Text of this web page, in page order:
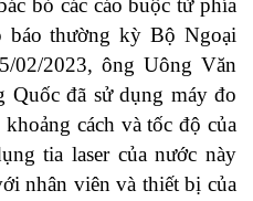
bỏ các cáo buộc từ phía
báo thường kỳ Bộ Ngoại
02/2023, ông Uông Văn
Quốc đã sử dụng máy đo
cách và tốc độ của
tia laser của nước này
nhân viên và thiết bị của